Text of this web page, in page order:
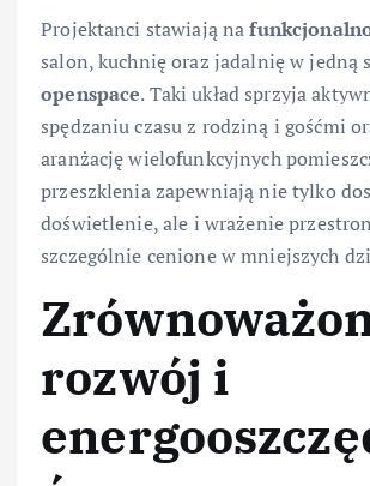
Projektanci stawiają na
salon, kuchnię oraz jadalnię w jedną
openspace. Taki układ sprzyja
spędzaniu czasu z rodziną i gośćmi
aranżację wielofunkcyjnych
przeszklenia zapewniają nie tylko
doświetlenie, ale i wrażenie
szczególnie cenione w mniejszych
rozwój i